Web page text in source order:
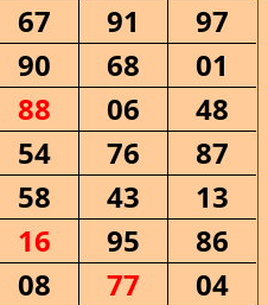
67 91
97
90 68
01
88 06
48
54 76
87
58 43
13
16 95
86
08 77
04